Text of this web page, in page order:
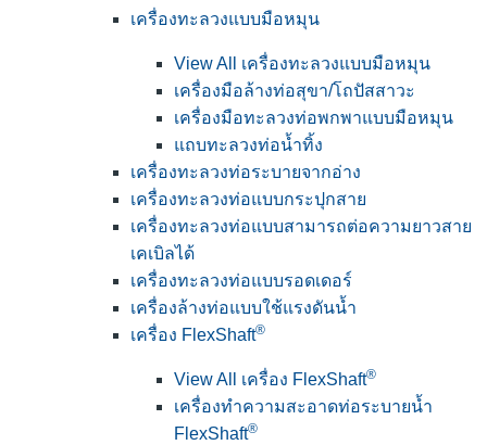
เครื่องทะลวงแบบมือหมุน
View All เครื่องทะลวงแบบมือหมุน
เครื่องมือล้างท่อสุขา/โถปัสสาวะ
เครื่องมือทะลวงท่อพกพาแบบมือหมุน
แถบทะลวงท่อน้ำทิ้ง
เครื่องทะลวงท่อระบายจากอ่าง
เครื่องทะลวงท่อแบบกระปุกสาย
เครื่องทะลวงท่อแบบสามารถต่อความยาวสาย
เคเบิลได้
เครื่องทะลวงท่อแบบรอดเดอร์
เครื่องล้างท่อแบบใช้แรงดันน้ำ
เครื่อง FlexShaft®
View All เครื่อง FlexShaft®
เครื่องทำความสะอาดท่อระบายน้ำ
FlexShaft®